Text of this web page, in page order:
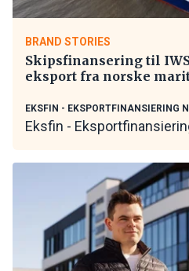
BRAND STORIES
Skipsfinansering til
eksport fra norske
EKSFIN - EKSPORTFINANSIERING
Eksfin -